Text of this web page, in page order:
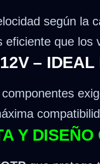
según la
que los
–
Y DISEÑO